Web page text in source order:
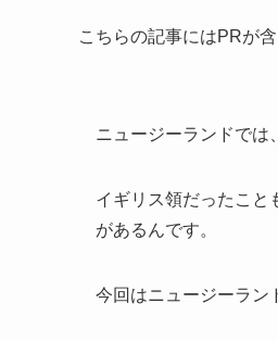
こちらの記事にはPRが含
ニュージーランドでは
イギリス領だったこと
があるんです。
今回はニュージーラン